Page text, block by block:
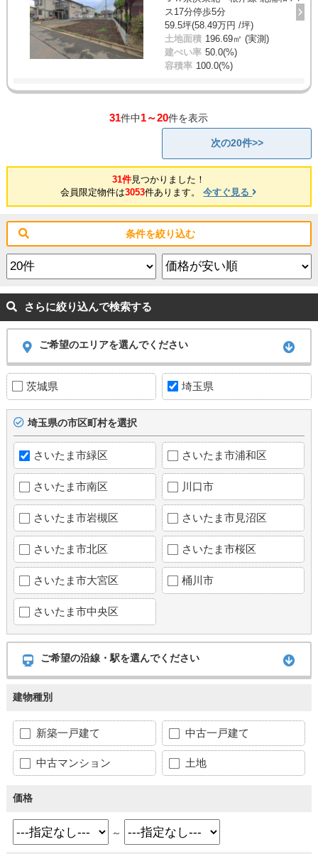
ス17分停歩5分
59.5坪(58.49万円 /坪)
土地面積 196.69㎡ (実測)
建ぺい率 50.0(%)
容積率 100.0(%)
31件中1～20件を表示
次の20件>>
31件見つかりました！
会員限定物件は3053件あります。今すぐ見る
条件を絞り込む
さらに絞り込んで検索する
ご希望のエリアを選んでください
茨城県 埼玉県
埼玉県の市区町村を選択
さいたま市緑区 さいたま市浦和区
さいたま市南区 川口市
さいたま市岩槻区 さいたま市見沼区
さいたま市北区 さいたま市桜区
さいたま市大宮区 桶川市
さいたま市中央区
ご希望の沿線・駅を選んでください
建物種別
新築一戸建て 中古一戸建て
中古マンション 土地
価格
～